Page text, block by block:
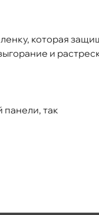
которая
и
так